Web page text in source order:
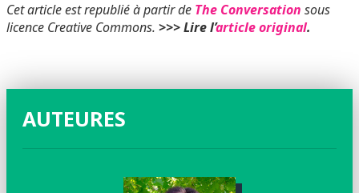
Cet article est republié à partir de The Conversation sous
licence Creative Commons. >>> Lire l’article original.
AUTEURES